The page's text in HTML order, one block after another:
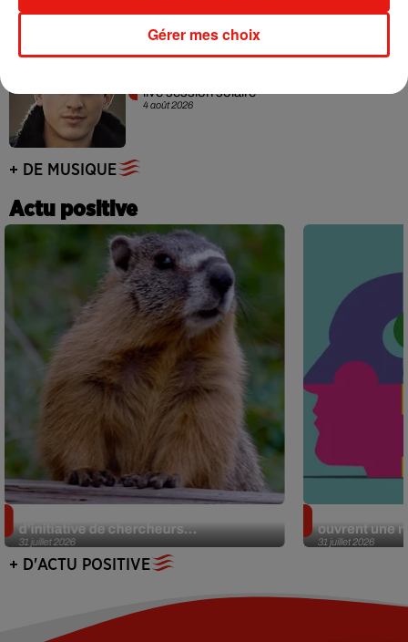
4 août 2026
live session solaire
+ DE MUSIQUE
Actu positive
31 juillet 2026
d’initiative de chercheurs...
31 juillet 2026
ouvrent une
+ D'ACTU POSITIVE
Gérer mes choix